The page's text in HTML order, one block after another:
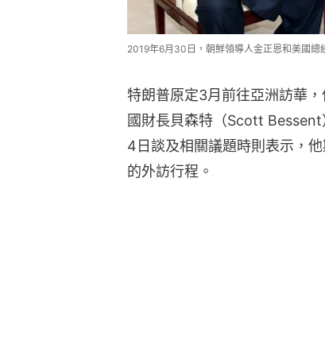
2019年6月30日，朝鮮領導人金正恩和美國總
特朗普原定3月前往亞洲訪華
國財長貝森特（Scott
4日談及相關議題時則表示，
的外訪行程。